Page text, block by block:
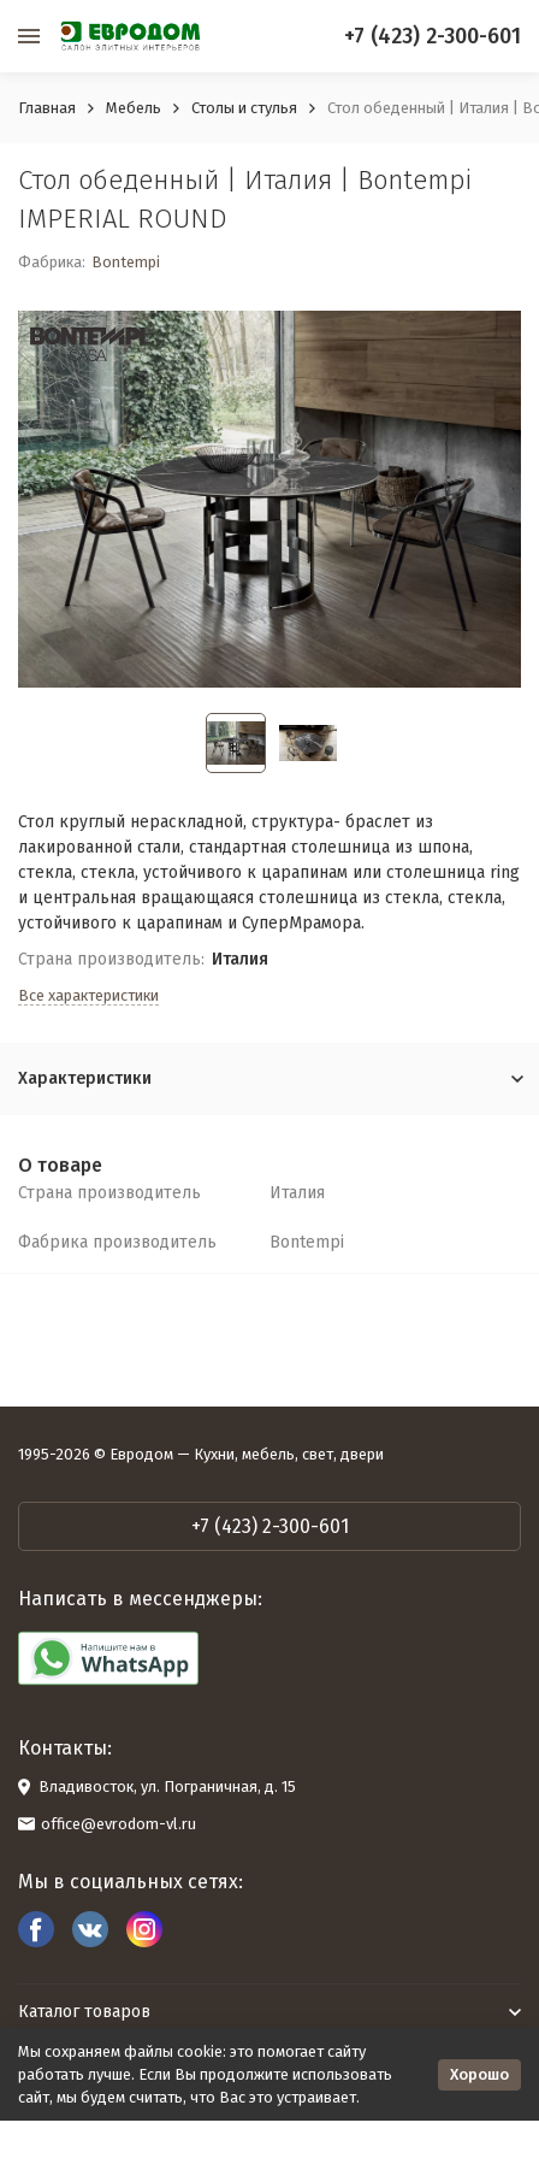
+7 (423) 2-300-601
Главная Мебель Столы и стулья Стол обеденный | Италия |
Стол обеденный | Италия | Bontempi
IMPERIAL ROUND
Фабрика: Bontempi
Стол круглый нераскладной, структурa- браслет из
лакированной стали, стандартная столешница из шпона,
стекла, стекла, устойчивого к царапинам или столешница ring
и центральная вращающаяся столешница из стекла, стекла,
устойчивого к царапинам и СуперМрамора.
Страна производитель: Италия
Все характеристики
Характеристики
О товаре
Страна производитель Италия
Фабрика производитель Bontempi
1995-2026 © Евродом — Кухни, мебель, свет, двери
+7 (423) 2-300-601
Написать в мессенджеры:
Контакты:
Владивосток, ул. Пограничная, д. 15
office@evrodom-vl.ru
Мы в социальных сетях:
Каталог товаров
Евродом
Мы сохраняем файлы cookie: это помогает сайту
работать лучше. Если Вы продолжите использовать
сайт, мы будем считать, что Вас это устраивает.
Хорошо